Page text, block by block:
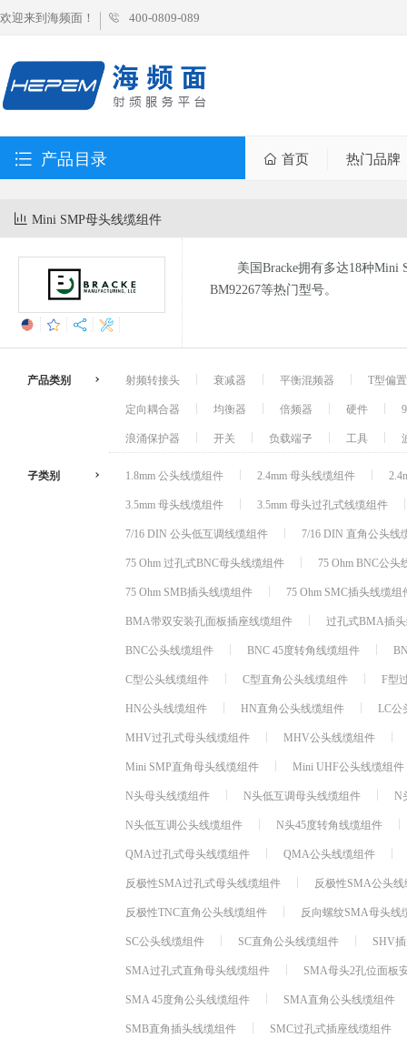
欢迎来到海频面！ 400-0809-089
产品目录 首页 热门品牌
Mini SMP母头线缆组件
美国Bracke拥有多达18种
BM92267等热门型号。
产品类别 射频转接头 衰减器 平衡混频器
T型偏
定向耦合器
均衡器 倍频器 硬件
浪涌保护器
开关 负载端子 工具
子类别 1.8mm 公头线缆组件 2.4mm 母头线缆组件
3.5mm 母头线缆组件
3.5mm 母头过孔式线缆组件
7/16 DIN 公头低互调线缆组件
7/16 DIN 直角公头线
75 Ohm 过孔式BNC母头线缆组件
75 Ohm BNC公头
75 Ohm SMB插头线缆组件
75 Ohm SMC插头线缆组
BMA带双安装孔面板插座线缆组件
过孔式BMA插
BNC公头线缆组件
BNC 45度转角线缆组件
C型公头线缆组件
C型直角公头线缆组件
F型
HN公头线缆组件
HN直角公头线缆组件
LC公
MHV过孔式母头线缆组件
MHV公头线缆组件
Mini SMP直角母头线缆组件
Mini UHF公头线缆组件
N头母头线缆组件
N头低互调母头线缆组件
N
N头低互调公头线缆组件
N头45度转角线缆组件
QMA过孔式母头线缆组件
QMA公头线缆组件
反极性SMA过孔式母头线缆组件
反极性SMA公头
反极性TNC直角公头线缆组件
反向螺纹SMA母头线
SC公头线缆组件
SC直角公头线缆组件
SHV
SMA过孔式直角母头线缆组件
SMA母头2孔位面板
SMA 45度角公头线缆组件
SMA直角公头线缆组件
SMB直角插头线缆组件
SMC过孔式插座线缆组件